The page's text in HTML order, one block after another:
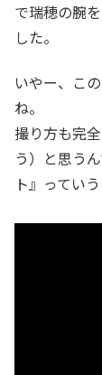
で瑞穂の腕
した。
いやー、こ
ね。
撮り方も完
う）と思う
ト』ってい